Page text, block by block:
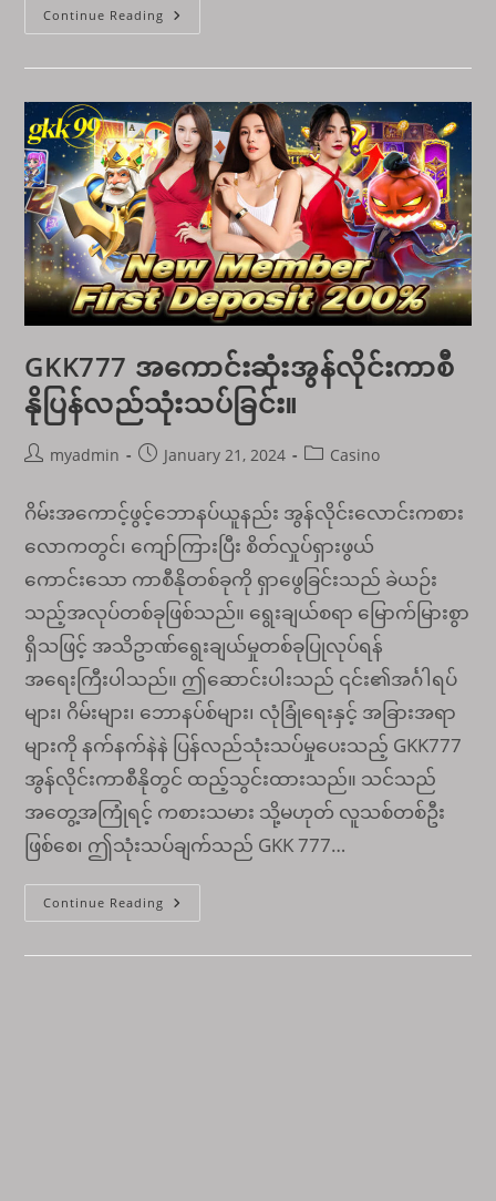
Continue Reading Slots
Game
များ
ကို
သော့ဖွင့်
ခြင်း-
သင်၏အောင်မြင်
မှု
လမ်းညွှန်
GKK777 အကောင်းဆုံးအွန်လိုင်းကာစီ
နိုပြန်လည်သုံးသပ်ခြင်း။
Postmyadmin
PostJanuary 21, 2024
PostCasino
ဂိမ်းအကောင့်ဖွင့်ဘောနပ်ယူနည်း အွန်လိုင်းလောင်းကစား
လောကတွင်၊ ကျော်ကြားပြီး စိတ်လှုပ်ရှားဖွယ်
ကောင်းသော ကာစီနိုတစ်ခုကို ရှာဖွေခြင်းသည် ခဲယဉ်း
သည့်အလုပ်တစ်ခုဖြစ်သည်။ ရွေးချယ်စရာ မြောက်မြားစွာ
ရှိသဖြင့် အသိဥာဏ်ရွေးချယ်မှုတစ်ခုပြုလုပ်ရန်
အရေးကြီးပါသည်။ ဤဆောင်းပါးသည် ၎င်း၏အင်္ဂါရပ်
များ၊ ဂိမ်းများ၊ ဘောနပ်စ်များ၊ လုံခြုံရေးနှင့် အခြားအရာ
များကို နက်နက်နဲနဲ ပြန်လည်သုံးသပ်မှုပေးသည့် GKK777
အွန်လိုင်းကာစီနိုတွင် ထည့်သွင်းထားသည်။ သင်သည်
အတွေ့အကြုံရင့် ကစားသမား သို့မဟုတ် လူသစ်တစ်ဦး
ဖြစ်စေ၊ ဤသုံးသပ်ချက်သည် GKK 777…
Continue Reading GKK777
အကောင်း